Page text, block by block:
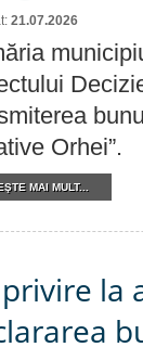
21.07.2026
Orhei”.
MAI MULT...
la